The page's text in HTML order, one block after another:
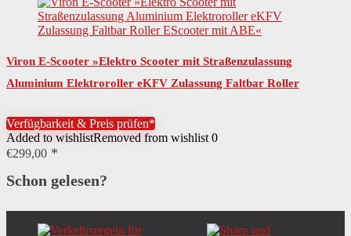
Viron E-Scooter »Elektro Scooter mit Straßenzulassung
Aluminium Elektroroller eKFV Zulassung Faltbar Roller
Verfügbarkeit & Preis prüfen*
Added to wishlistRemoved from wishlist 0
€299,00
Schon gelesen?